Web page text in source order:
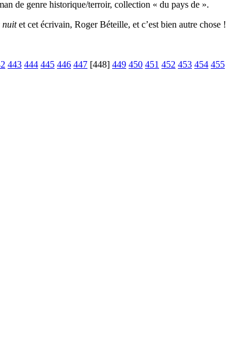
de genre historique/terroir, collection « du pays de ».
nuitet cet écrivain, Roger Béteille, et c’est bien autre chose !
443 444 445 446 447 [448] 449 450 451 452 453 454 455